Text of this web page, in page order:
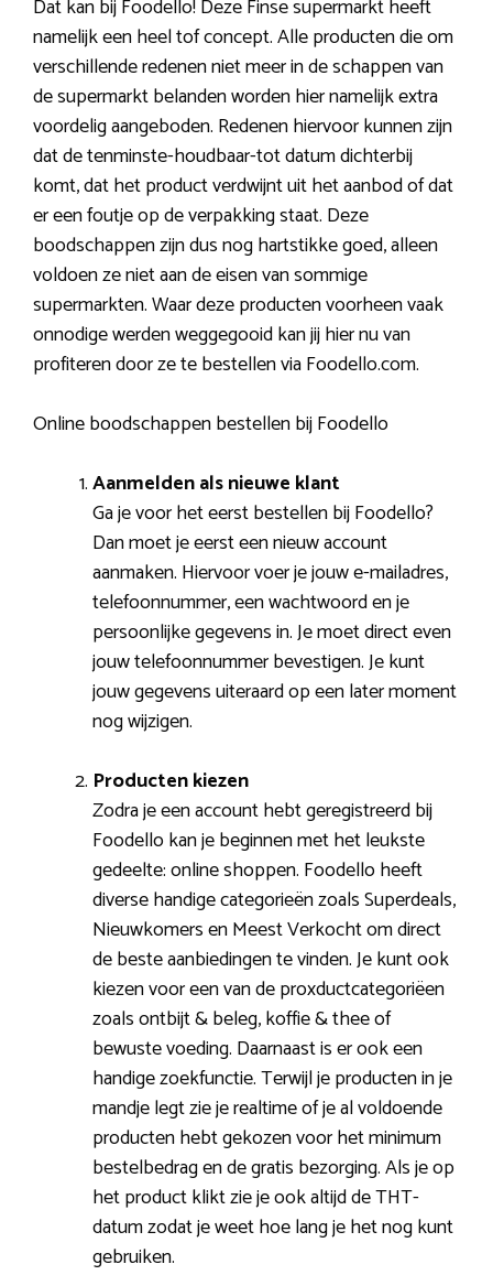
Dat kan bij Foodello! Deze Finse supermarkt heeft
namelijk een heel tof concept. Alle producten die om
verschillende redenen niet meer in de schappen van
de supermarkt belanden worden hier namelijk extra
voordelig aangeboden. Redenen hiervoor kunnen zijn
dat de tenminste-houdbaar-tot datum dichterbij
komt, dat het product verdwijnt uit het aanbod of dat
er een foutje op de verpakking staat. Deze
boodschappen zijn dus nog hartstikke goed, alleen
voldoen ze niet aan de eisen van sommige
supermarkten. Waar deze producten voorheen vaak
onnodige werden weggegooid kan jij hier nu van
profiteren door ze te bestellen via Foodello.com.
Online boodschappen bestellen bij Foodello
Aanmelden als nieuwe klant
Ga je voor het eerst bestellen bij Foodello?
Dan moet je eerst een nieuw account
aanmaken. Hiervoor voer je jouw e-mailadres,
telefoonnummer, een wachtwoord en je
persoonlijke gegevens in. Je moet direct even
jouw telefoonnummer bevestigen. Je kunt
jouw gegevens uiteraard op een later moment
nog wijzigen.
Producten kiezen
Zodra je een account hebt geregistreerd bij
Foodello kan je beginnen met het leukste
gedeelte: online shoppen. Foodello heeft
diverse handige categorieën zoals Superdeals,
Nieuwkomers en Meest Verkocht om direct
de beste aanbiedingen te vinden. Je kunt ook
kiezen voor een van de proxductcategoriëen
zoals ontbijt & beleg, koffie & thee of
bewuste voeding. Daarnaast is er ook een
handige zoekfunctie. Terwijl je producten in je
mandje legt zie je realtime of je al voldoende
producten hebt gekozen voor het minimum
bestelbedrag en de gratis bezorging. Als je op
het product klikt zie je ook altijd de THT-
datum zodat je weet hoe lang je het nog kunt
gebruiken.